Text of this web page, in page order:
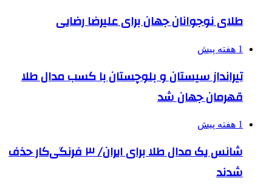
طلای نوجوانان جهان برای علیرضا رضایی
1 هفته پیش
تیرانداز سیستان و بلوچستان با کسب مدال طلا
قهرمان جهان شد
1 هفته پیش
شانس یک مدال طلا برای ایران/ ۳ فرنگی‌کار حذف
شدند